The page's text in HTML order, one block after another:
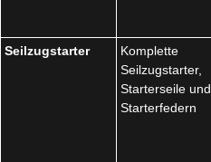
Seilzugstarter
Komplette
Seilzugstarter,
Starterseile und
Starterfedern